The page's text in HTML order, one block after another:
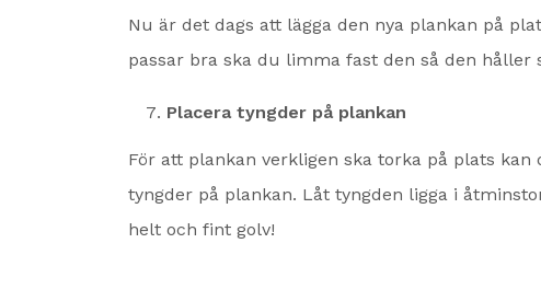
Nu är det dags att lägga den nya plankan på
passar bra ska du limma fast den så den håller
Placera tyngder på plankan
För att plankan verkligen ska torka på plats kan
tyngder på plankan. Låt tyngden ligga i
helt och fint golv!